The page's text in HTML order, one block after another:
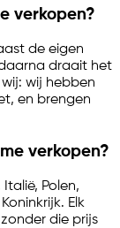
verkopen?
de eigen
draait het
wij hebben
en brengen
verkopen?
Polen,
Elk
die prijs